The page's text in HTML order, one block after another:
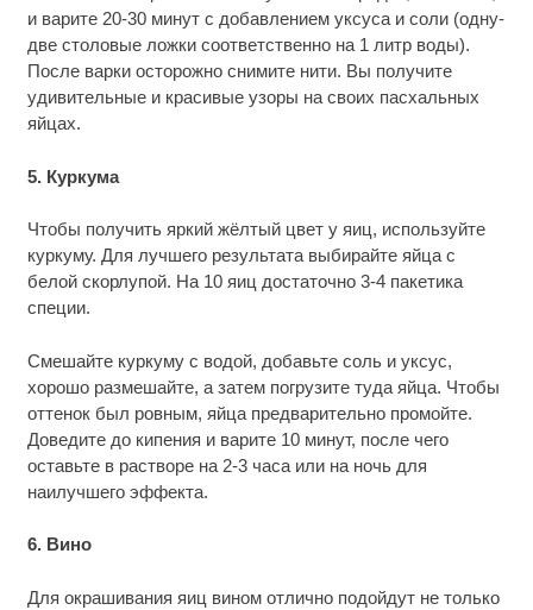
и варите 20-30 минут с добавлением уксуса и соли (одну-
две столовые ложки соответственно на 1 литр воды).
После варки осторожно снимите нити. Вы получите
удивительные и красивые узоры на своих пасхальных
яйцах.
5. Куркума
Чтобы получить яркий жёлтый цвет у яиц, используйте
куркуму. Для лучшего результата выбирайте яйца с
белой скорлупой. На 10 яиц достаточно 3-4 пакетика
специи.
Смешайте куркуму с водой, добавьте соль и уксус,
хорошо размешайте, а затем погрузите туда яйца. Чтобы
оттенок был ровным, яйца предварительно промойте.
Доведите до кипения и варите 10 минут, после чего
оставьте в растворе на 2-3 часа или на ночь для
наилучшего эффекта.
6. Вино
Для окрашивания яиц вином отлично подойдут не только